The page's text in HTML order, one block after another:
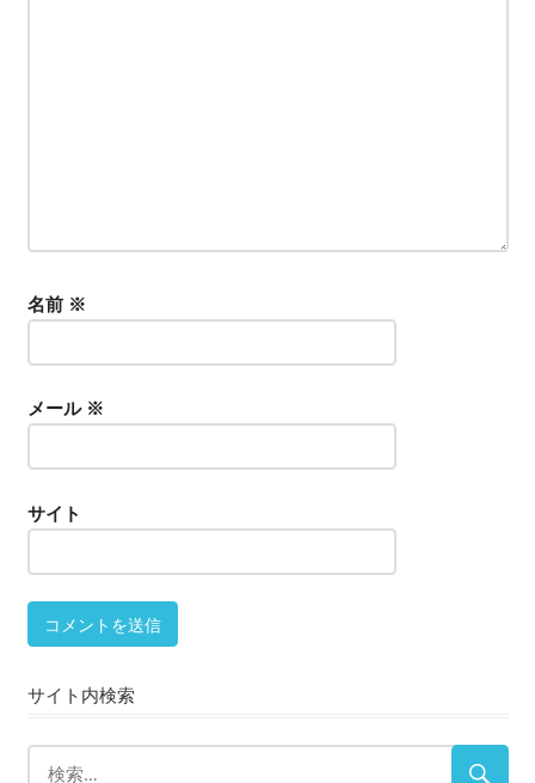
名前 ※
メール ※
サイト
サイト内検索